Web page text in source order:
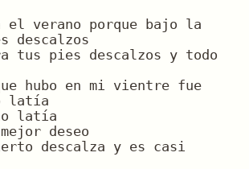
el verano porque bajo la
descalzos
tus pies descalzos y todo
hubo en mi vientre fue
latía
latía
deseo
descalza y es casi